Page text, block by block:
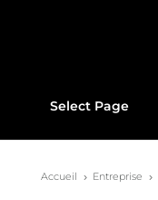
Select Page
Accueil 5 Entreprise 5